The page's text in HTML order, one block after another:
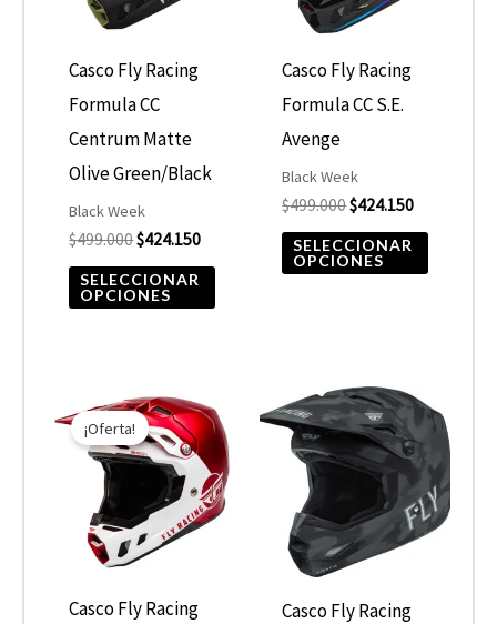
Casco Fly Racing
Formula CC
Centrum Matte
Olive Green/Black
Black Week
$499.000$424.150
SELECCIONAR
OPCIONES
opciones
página
de
Casco Fly Racing
Formula CC S.E.
Avenge
Black Week
$499.000$424.150
SELECCIONAR
OPCIONES
la
página
¡Oferta!
Casco Fly Racing
El
precio
original
era:
$499.000.
precio
actual
es:
$424.150.
producto
tiene
múltiples
variantes.
opcionesCasco Fly Racing
Este
tiene